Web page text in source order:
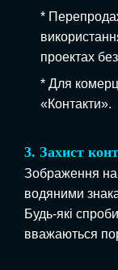
*
проектах
* Для
«Контакти».
3. Захист
Зображення на
водяними
Будь-які
вважаються